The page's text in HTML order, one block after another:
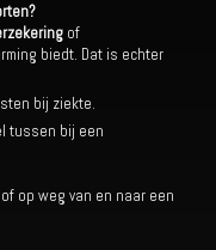
of
biedt. Dat is echter
bij ziekte.
tussen bij een
op weg van en naar een